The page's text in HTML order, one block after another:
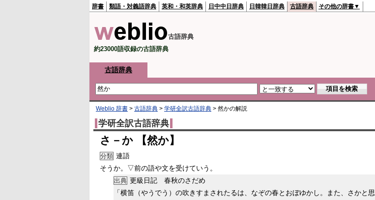
辞書 類語・対義語辞典 英和・和英辞典 日中中日辞典 日韓韓日辞典 古語辞典 その他の辞書▼
古語辞典
約23000語収録の古語辞典
古語辞典
Weblio 辞書 > 古語辞典 > 学研全訳古語辞典 > 然かの解説
学研全訳古語辞典
さ－か 【然か】
分類 連語
そうか。▽前の語や文を受けていう。
出典 更級日記 春秋のさだめ
「横笛（やうでう）の吹きすまされたるは、なぞの春とおぼゆかし。また、さかと思